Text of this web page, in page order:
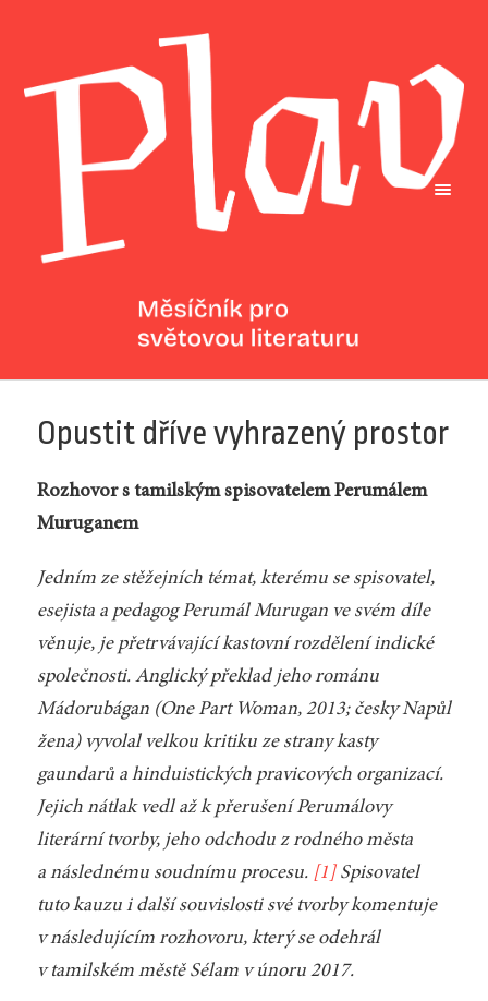
Opustit dříve vyhrazený prostor
Rozhovor s tamilským spisovatelem Perumálem
Muruganem
Jedním ze stěžejních témat, kterému se spisovatel,
esejista a pedagog Perumál Murugan ve svém díle
věnuje, je přetrvávající kastovní rozdělení indické
společnosti. Anglický překlad jeho románu
Mádorubágan (One Part Woman, 2013; českyNapůl
žena) vyvolal velkou kritiku ze strany kasty
gaundarů a hinduistických pravicových organizací.
Jejich nátlak vedl až k přerušení Perumálovy
literární tvorby, jeho odchodu z rodného města
a následnému soudnímu procesu. [1]Spisovatel
tuto kauzu i další souvislosti své tvorby komentuje
v následujícím rozhovoru, který se odehrál
v tamilském městě Sélam v únoru 2017.